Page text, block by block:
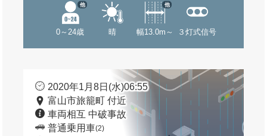
0～24歳
他
晴 幅13.0m～
他
３灯式信号
2020年1月8日(水)06:55
富山市旅籠町 付近
車両相互 中破事故
普通乗用車(2)